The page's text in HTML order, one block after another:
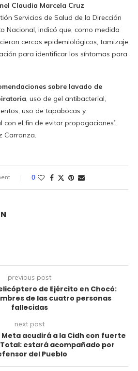
Claudia Marcela Cruz
Servicios de Salud de la Dirección
Nacional, indicó que, como medida
cercos epidemiológicos, tamizaje
para identificar los síntomas para
sobre lavado de
, uso de gel antibacterial,
uso de tapabocas y
con el fin de evitar propagaciones”,
Carranza.
0
previous post
de Ejército en Chocó:
de las cuatro personas
fallecidas
next post
acudirá a la Cidh con fuerte
estará acompañado por
del Pueblo